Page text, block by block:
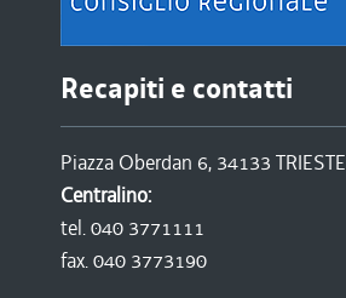
Recapiti e contatti
Piazza Oberdan 6, 34133 TRIESTE
Centralino:
tel. 040 3771111
fax. 040 3773190